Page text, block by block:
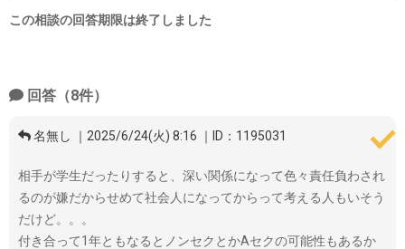
この相談の回答期限は終了しました
回答（8件）
名無し ｜2025/6/24(火) 8:16 ｜ID：1195031
相手が学生だったりすると、深い関係になって色々責任負わされ
るのが嫌だからせめて社会人になってからって考える人もいそう
だけど。。。
付き合って1年ともなるとノンセクとかAセクの可能性もあるか